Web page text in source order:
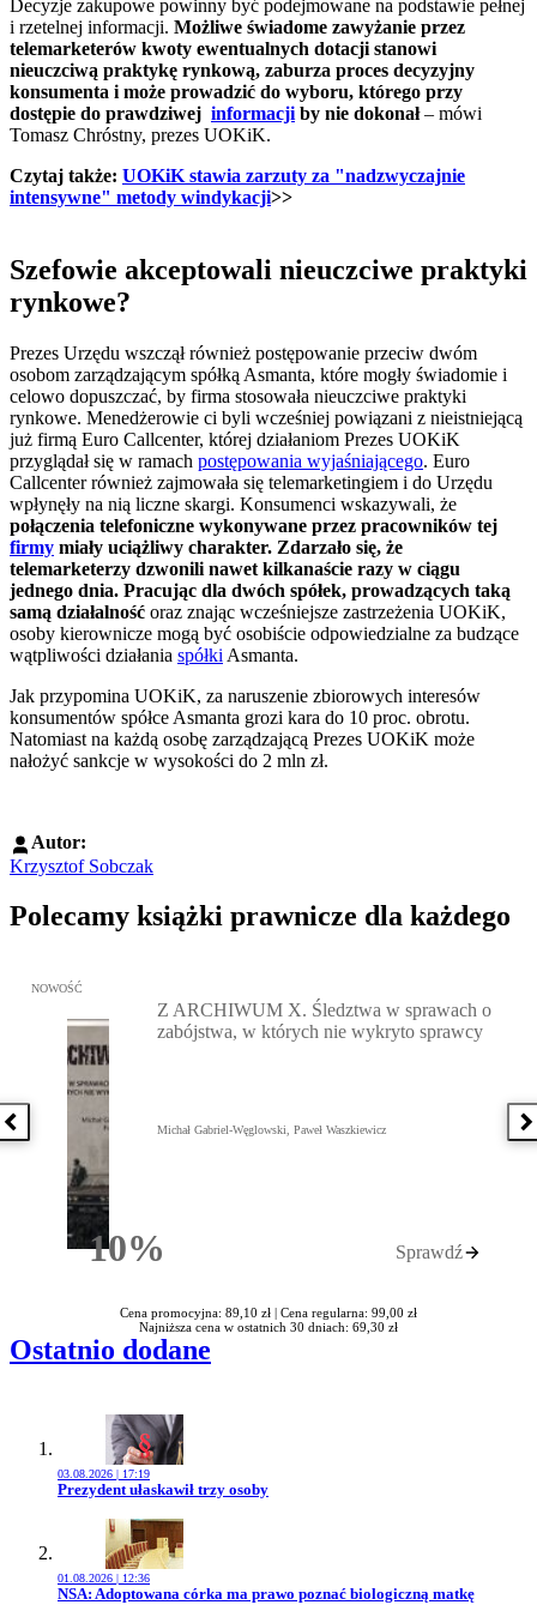
Decyzje zakupowe powinny być podejmowane na podstawie pełnej
i rzetelnej informacji. Możliwe świadome zawyżanie przez
telemarketerów kwoty ewentualnych dotacji stanowi
nieuczciwą praktykę rynkową, zaburza proces decyzyjny
konsumenta i może prowadzić do wyboru, którego przy
dostępie do prawdziwej informacjiby nie dokonał – mówi
Tomasz Chróstny, prezes UOKiK.
Czytaj także: UOKiK stawia zarzuty za "nadzwyczajnie
intensywne" metody windykacji>>
Szefowie akceptowali nieuczciwe praktyki
rynkowe?
Prezes Urzędu wszczął również postępowanie przeciw dwóm
osobom zarządzającym spółką Asmanta, które mogły świadomie i
celowo dopuszczać, by firma stosowała nieuczciwe praktyki
rynkowe. Menedżerowie ci byli wcześniej powiązani z nieistniejącą
już firmą Euro Callcenter, której działaniom Prezes UOKiK
przyglądał się w ramach postępowania wyjaśniającego. Euro
Callcenter również zajmowała się telemarketingiem i do Urzędu
wpłynęły na nią liczne skargi. Konsumenci wskazywali, że
połączenia telefoniczne wykonywane przez pracowników tej
firmy miały uciążliwy charakter. Zdarzało się, że
telemarketerzy dzwonili nawet kilkanaście razy w ciągu
jednego dnia. Pracując dla dwóch spółek, prowadzących taką
samą działalność oraz znając wcześniejsze zastrzeżenia UOKiK,
osoby kierownicze mogą być osobiście odpowiedzialne za budzące
wątpliwości działania spółki Asmanta.
Jak przypomina UOKiK, za naruszenie zbiorowych interesów
konsumentów spółce Asmanta grozi kara do 10 proc. obrotu.
Natomiast na każdą osobę zarządzającą Prezes UOKiK może
nałożyć sankcje w wysokości do 2 mln zł.
Autor:
Krzysztof Sobczak
Polecamy książki prawnicze dla każdego
Poprzednia książka
Przejdź do: Z ARCHIWUM X. Śledztwa w sprawach o
NOWOŚĆ
10%Rabatu
Z ARCHIWUM X. Śledztwa w sprawach o
zabójstwa, w których nie wykryto sprawcy
Michał Gabriel-Węglowski, Paweł Waszkiewicz
Sprawdź
Cena promocyjna: 89,10 zł | Cena regularna: 99,00 zł
Najniższa cena w ostatnich 30 dniach: 69,30 zł
Ostatnio dodane
03.08.2026 | 17:19
Przejdź do artykułu:
Prezydent ułaskawił trzy osoby
01.08.2026 | 12:36
Przejdź do artykułu:
NSA: Adoptowana córka ma prawo poznać biologiczną matkę